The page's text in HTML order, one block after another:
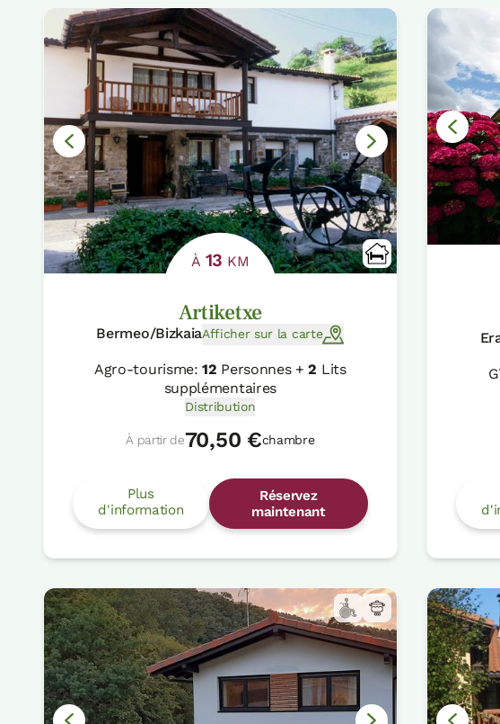
À 13 KM
Artiketxe
Bermeo/BizkaiaAfficher sur la carte
Agro-tourisme:12 Personnes +2 Lits
supplémentaires
Distribution
À partir de70,50 €chambre
Plus
d'information
Réservez
maintenant